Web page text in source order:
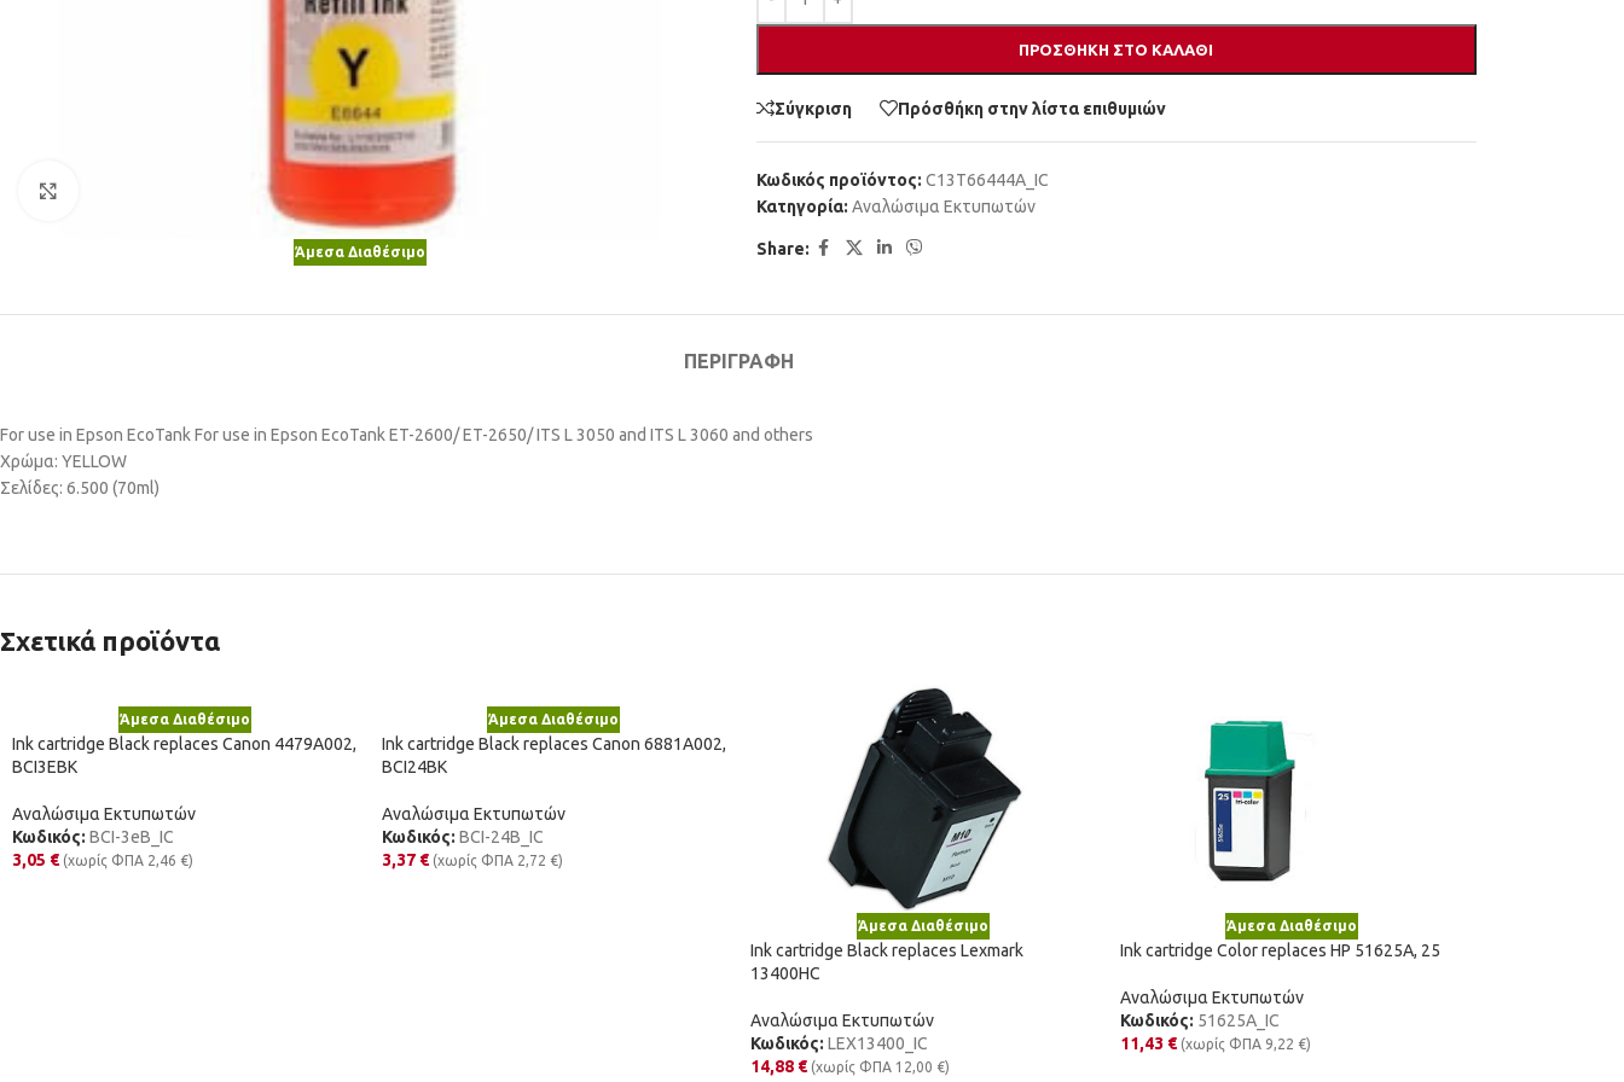
Άμεσα Διαθέσιμο
ΠΡΟΣΘΉΚΗ ΣΤΟ ΚΑΛΆΘΙ
Σύγκριση Πρόσθήκη στην λίστα επιθυμιών
Κωδικός προϊόντος: C13T66444A_IC
Κατηγορία: Αναλώσιμα Εκτυπωτών
Share:
ΠΕΡΙΓΡΑΦΉ
For use in Epson EcoTank For use in Epson EcoTank ET-2600/ ET-2650/ ITS L 3050 and ITS L 3060 and others
Χρώμα: YELLOW
Σελίδες: 6.500 (70ml)
Σχετικά προϊόντα
Άμεσα Διαθέσιμο
Ink cartridge Black replaces Canon 4479A002,
BCI3EBK
Αναλώσιμα Εκτυπωτών
Κωδικός: BCI-3eB_IC
3,05 € (χωρίς ΦΠΑ 2,46 €)
Άμεσα Διαθέσιμο
Ink cartridge Black replaces Canon 6881A002,
BCI24BK
Αναλώσιμα Εκτυπωτών
Κωδικός: BCI-24B_IC
3,37 € (χωρίς ΦΠΑ 2,72 €)
Άμεσα Διαθέσιμο
Ink cartridge Black replaces Lexmark
13400HC
Αναλώσιμα Εκτυπωτών
Κωδικός: LEX13400_IC
14,88 € (χωρίς ΦΠΑ 12,00 €)
Άμεσα Διαθέσιμο
Ink cartridge Color replaces HP 51625A, 25
Αναλώσιμα Εκτυπωτών
Κωδικός: 51625A_IC
11,43 € (χωρίς ΦΠΑ 9,22 €)